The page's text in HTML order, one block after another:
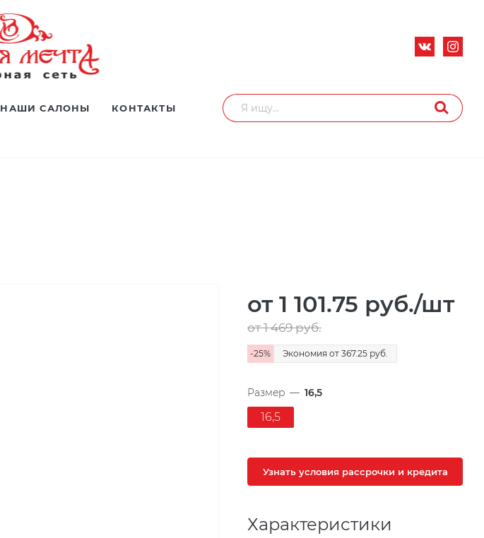
НАШИ САЛОНЫ КОНТАКТЫ
от 1 101.75 руб./шт
от 1 469руб.
-25% Экономия от 367.25 руб.
Размер — 16,5
16,5
Узнать условия рассрочки и кредита
Характеристики